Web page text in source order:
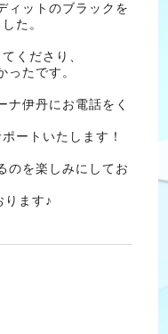
ィットのブラックを
た。
くださり、
ったです。
ナ伊丹にお電話をく
ートいたします！
のを楽しみにしてお
ります♪